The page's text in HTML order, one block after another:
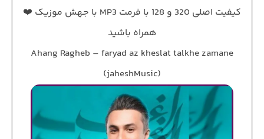
کیفیت اصلی 320 و 128 با فرمت MP3 با جهش موزیک ❤️
همراه باشید
Ahang Ragheb – faryad az kheslat talkhe zamane
(jaheshMusic)